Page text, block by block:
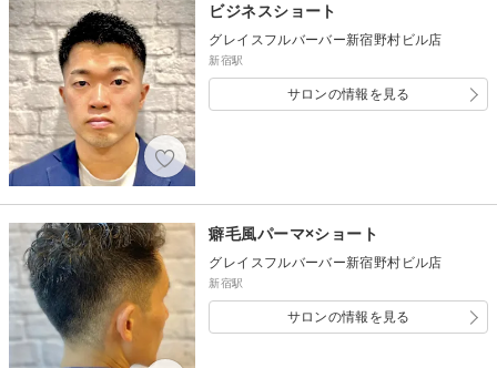
ビジネスショート
グレイスフルバーバー新宿野村ビル店
新宿駅
サロンの情報を見る
癖毛風パーマ×ショート
グレイスフルバーバー新宿野村ビル店
新宿駅
サロンの情報を見る